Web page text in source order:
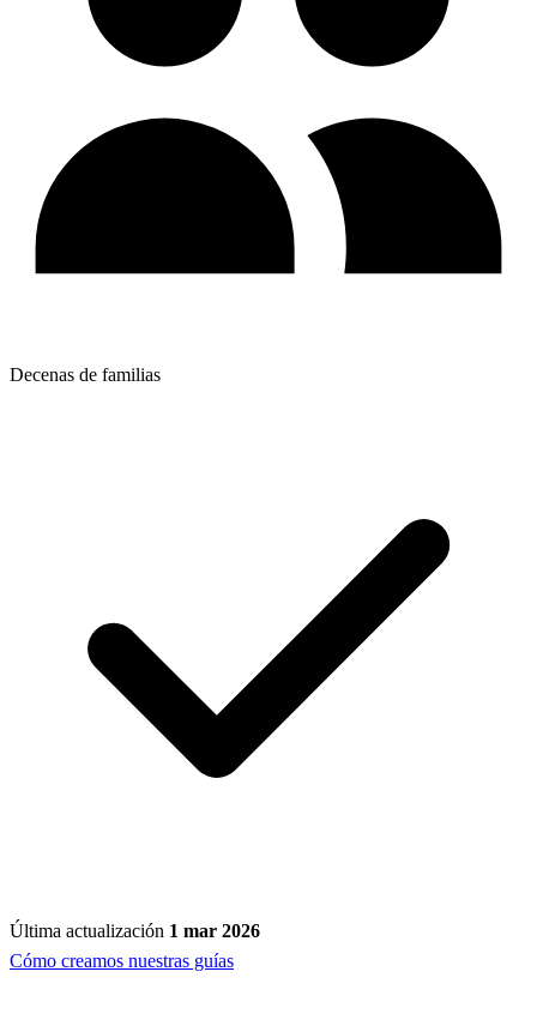
Decenas de familias
Última actualización 1 mar 2026
Cómo creamos nuestras guías